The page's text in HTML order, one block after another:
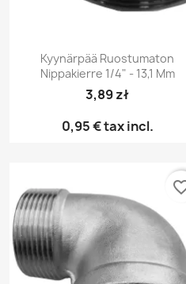
Pikakatselu
Kyynärpää Ruostumaton
Nippakierre 1/4" - 13,1 Mm
3,89 zł
0,95 €tax incl.